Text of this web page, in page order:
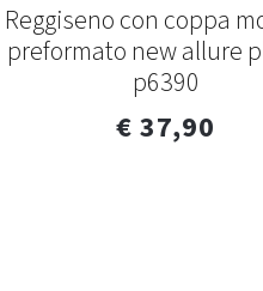
Reggiseno con coppa
preformato new allure
p6390
€ 37,90